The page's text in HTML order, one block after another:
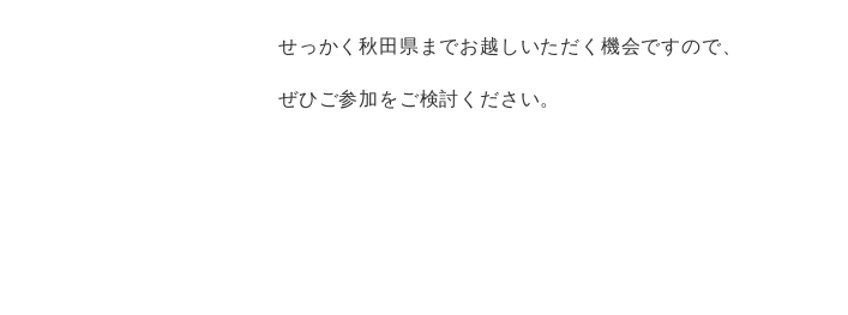
せっかく秋田県までお越しいただく機会ですので、
ぜひご参加をご検討ください。